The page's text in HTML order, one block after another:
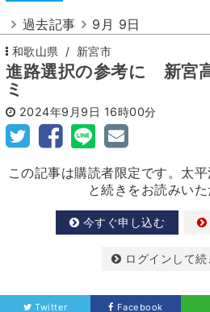
過去記事 9月 9日
和歌山県 新宮市
進路選択の参考に 新宮
ミ
2024年9月9日 16時00分
この記事は購読者限定です。太
と続きをお読みいた
今すぐ申し込む
ログインして
Twitter Facebook